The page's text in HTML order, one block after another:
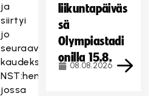
ja
siirtyi
jo
seuraavaksi
kaudeksi
NST:hen,
jossa
liikuntapäiväs
sä
Olympiastadi
onilla 15.8.
08.08.2026